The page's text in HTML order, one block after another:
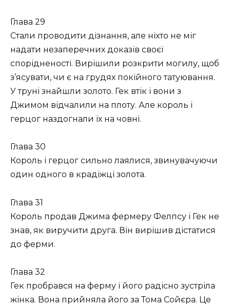
Глава 29
Стали проводити дізнання, але ніхто не міг
надати незаперечних доказів своєї
спорідненості. Вирішили розкрити могилу, щоб
з’ясувати, чи є на грудях покійного татуювання.
У труні знайшли золото. Гек втік і вони з
Джимом відчалили на плоту. Але король і
герцог наздогнали їх на човні.
Глава 30
Король і герцог сильно лаялися, звинувачуючи
один одного в крадіжці золота.
Глава 31
Король продав Джима фермеру Фелпсу і Гек не
знав, як виручити друга. Він вирішив дістатися
до ферми.
Глава 32
Гек пробрався на ферму і його радісно зустріла
жінка. Вона прийняла його за Тома Сойєра. Це